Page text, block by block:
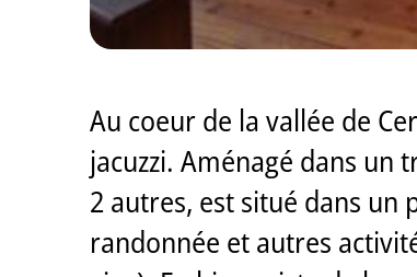
Au coeur de la vallée de
jacuzzi. Aménagé dans
2 autres, est situé dans un
randonnée et autres